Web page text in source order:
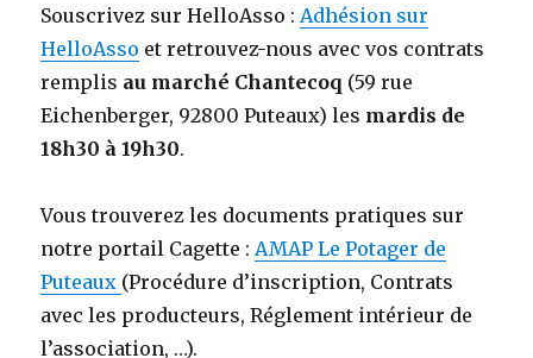
Souscrivez sur HelloAsso :Adhésion sur
HelloAsso et retrouvez-nous avec vos contrats
remplis au marché Chantecoq (59 rue
Eichenberger, 92800 Puteaux) les mardis de
18h30 à 19h30.
Vous trouverez les documents pratiques sur
notre portail Cagette :AMAP Le Potager de
Puteaux (Procédure d’inscription, Contrats
avec les producteurs, Réglement intérieur de
l’association, …).